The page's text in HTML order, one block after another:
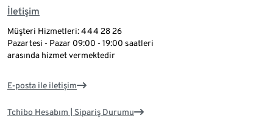
İletişim
Müşteri Hizmetleri: 444 28 26
Pazartesi - Pazar 09:00 - 19:00 saatleri
arasında hizmet vermektedir
E-posta ile iletişim
Tchibo Hesabım | Sipariş Durumu